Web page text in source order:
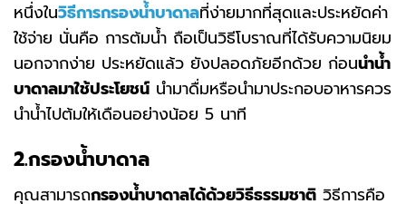
หนึ่งในวิธีการกรองน้ำบาดาลที่ง่ายมากที่สุดและประหยัดค่า
ใช้จ่าย นั่นคือ การต้มน้ำ ถือเป็นวิธีโบราณที่ได้รับความนิยม
นอกจากง่าย ประหยัดแล้ว ยังปลอดภัยอีกด้วย ก่อนนำน้ำ
บาดาลมาใช้ประโยชน์ นำมาดื่มหรือนำมาประกอบอาหารควร
นำน้ำไปต้มให้เดือนอย่างน้อย 5 นาที
2.กรองน้ำบาดาล
คุณสามารถกรองน้ำบาดาลได้ด้วยวิธีธรรมชาติ วิธีการคือ